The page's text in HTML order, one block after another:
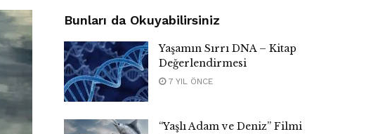
Bunları da Okuyabilirsiniz
Yaşamın Sırrı DNA – Kitap
Değerlendirmesi
7 YIL ÖNCE
“Yaşlı Adam ve Deniz” Filmi